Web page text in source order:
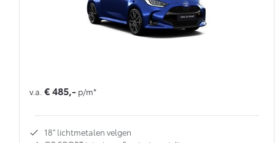
v.a. € 485,- p/m*
18'' lichtmetalen velgen